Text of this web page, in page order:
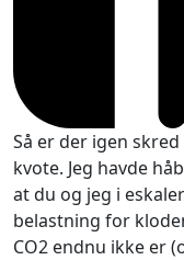
Så er der igen
kvote. Jeg havde
at du og jeg i
belastning for
CO2 endnu ikke er